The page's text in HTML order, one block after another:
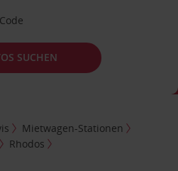
SUCHEN
Mietwagen-Stationen
Rhodos